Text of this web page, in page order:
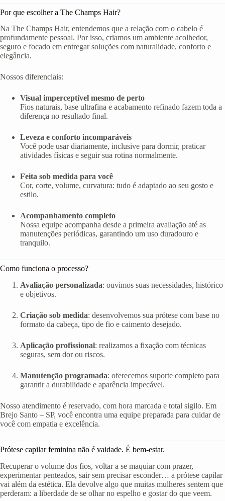
Por que escolher a The Champs Hair?
Na The Champs Hair, entendemos que a relação com o cabelo é
profundamente pessoal. Por isso, criamos um ambiente acolhedor,
seguro e focado em entregar soluções com naturalidade, conforto e
elegância.
Nossos diferenciais:
Visual imperceptível mesmo de perto
Fios naturais, base ultrafina e acabamento refinado fazem toda a
diferença no resultado final.
Leveza e conforto incomparáveis
Você pode usar diariamente, inclusive para dormir, praticar
atividades físicas e seguir sua rotina normalmente.
Feita sob medida para você
Cor, corte, volume, curvatura: tudo é adaptado ao seu gosto e
estilo.
Acompanhamento completo
Nossa equipe acompanha desde a primeira avaliação até as
manutenções periódicas, garantindo um uso duradouro e
tranquilo.
Como funciona o processo?
Avaliação personalizada: ouvimos suas necessidades, histórico
e objetivos.
Criação sob medida: desenvolvemos sua prótese com base no
formato da cabeça, tipo de fio e caimento desejado.
Aplicação profissional: realizamos a fixação com técnicas
seguras, sem dor ou riscos.
Manutenção programada: oferecemos suporte completo para
garantir a durabilidade e aparência impecável.
Nosso atendimento é reservado, com hora marcada e total sigilo. Em
Brejo Santo – SP, você encontra uma equipe preparada para cuidar de
você com empatia e excelência.
Prótese capilar feminina não é vaidade. É bem-estar.
Recuperar o volume dos fios, voltar a se maquiar com prazer,
experimentar penteados, sair sem precisar esconder… a prótese capilar
vai além da estética. Ela devolve algo que muitas mulheres sentem que
perderam: a liberdade de se olhar no espelho e gostar do que veem.